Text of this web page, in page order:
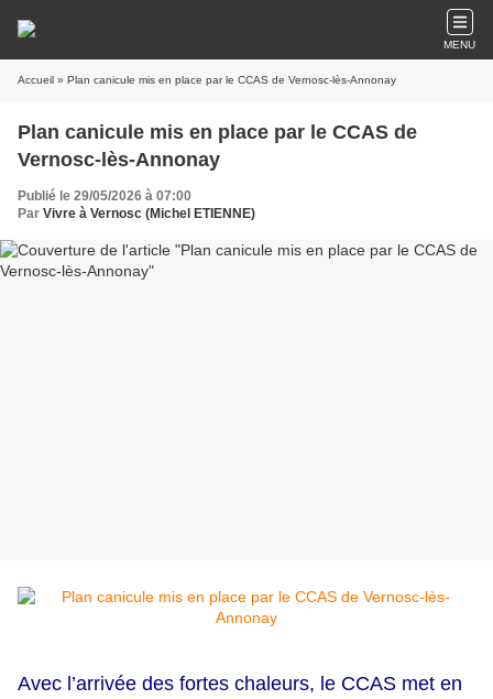
MENU
Accueil » Plan canicule mis en place par le CCAS de Vernosc-lès-Annonay
Plan canicule mis en place par le CCAS de
Vernosc-lès-Annonay
Publié le 29/05/2026 à 07:00
Par Vivre à Vernosc (Michel ETIENNE)
Avec l’arrivée des fortes chaleurs, le CCAS met en